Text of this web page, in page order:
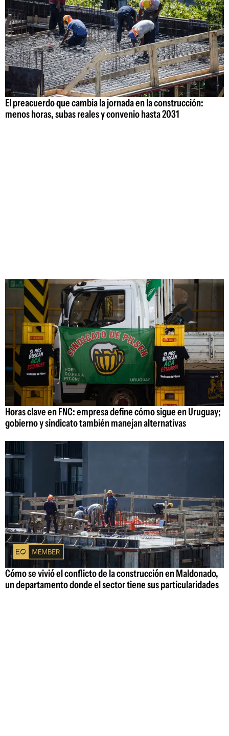
El preacuerdo que cambia la jornada en la construcción:
menos horas, subas reales y convenio hasta 2031
Horas clave en FNC: empresa define cómo sigue en Uruguay;
gobierno y sindicato también manejan alternativas
Cómo se vivió el conflicto de la construcción en Maldonado,
un departamento donde el sector tiene sus particularidades